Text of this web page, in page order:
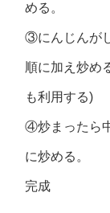
める。
③にんじんが
順に加え炒め
も利用する)
④炒まったら
に炒める。
完成